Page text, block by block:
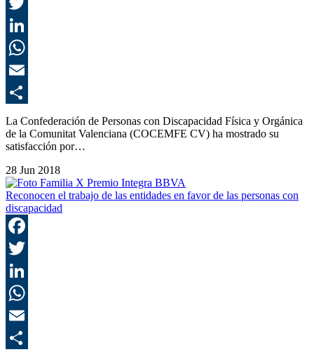
La Confederación de Personas con Discapacidad Física y Orgánica
de la Comunitat Valenciana (COCEMFE CV) ha mostrado su
satisfacción por…
28 Jun 2018
Reconocen el trabajo de las entidades en favor de las personas con
discapacidad